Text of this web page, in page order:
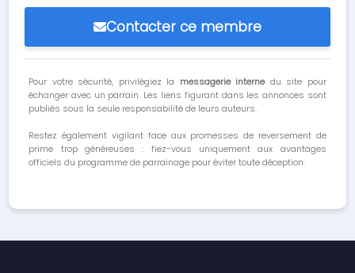
Contacter ce membre
Pour votre sécurité, privilégiez la messagerie internedu site pour
échanger avec un parrain. Les liens figurant dans les annonces sont
publiés sous la seule responsabilité de leurs auteurs.
Restez également vigilant face aux promesses de reversement de
prime trop généreuses : fiez-vous uniquement aux avantages
officiels du programme de parrainage pour éviter toute déception.